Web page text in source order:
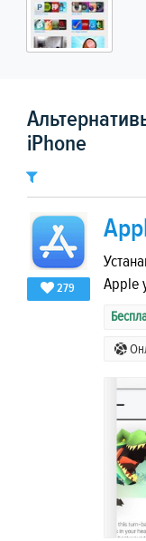
iPhone
279
Apple